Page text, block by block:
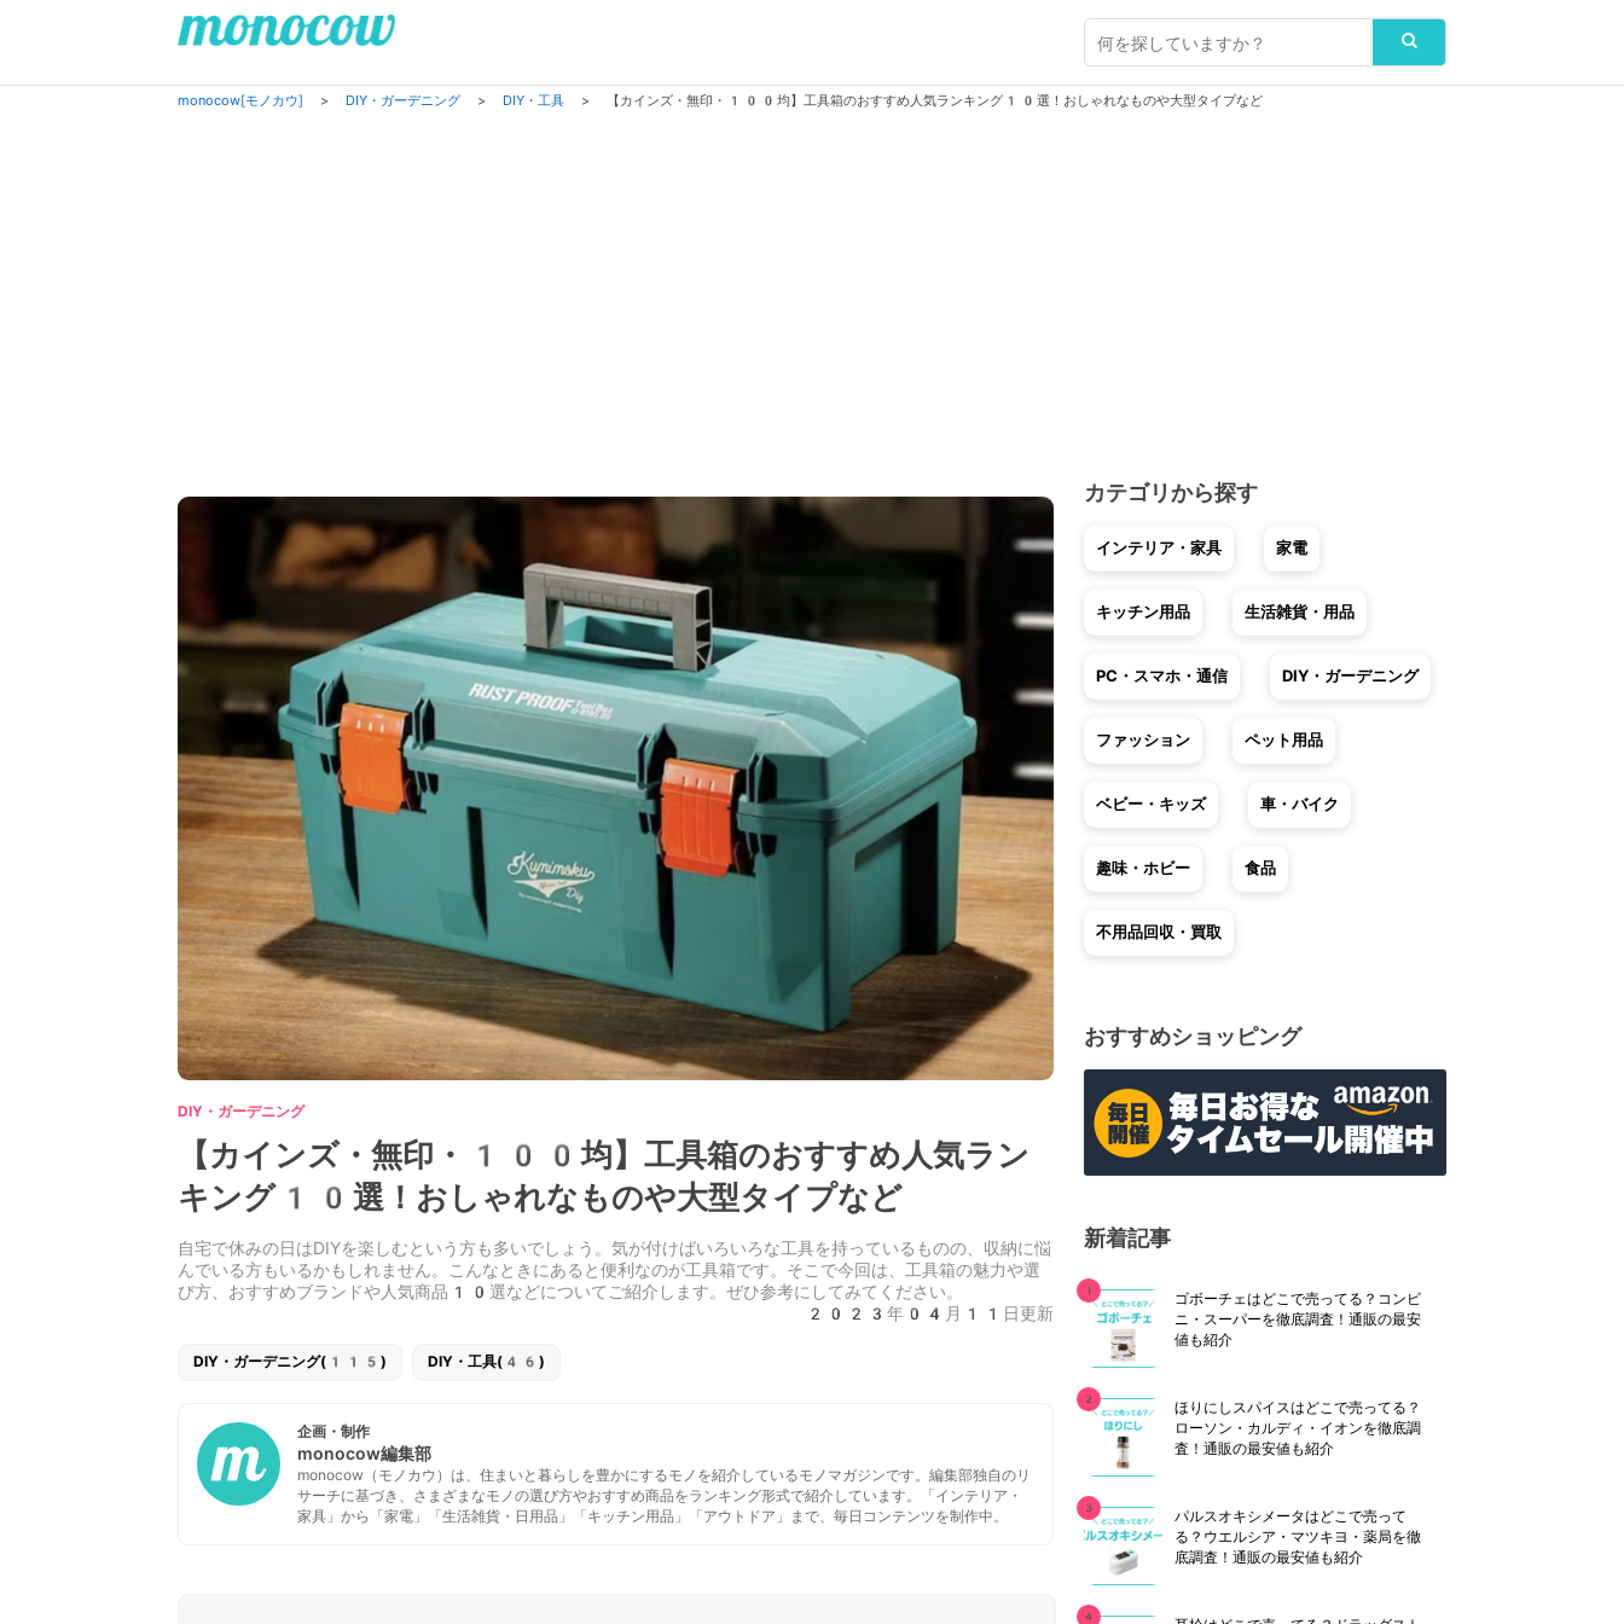
monocow[モノカウ] > DIY・ガーデニング > DIY・工具 > 【カインズ・無印・100均】工具箱のおすすめ人気ランキング10選！おしゃれなものや大型タイプなど
DIY・ガーデニング
【カインズ・無印・100均】工具箱のおすすめ人気ラン
キング10選！おしゃれなものや大型タイプなど
自宅で休みの日はDIYを楽しむという方も多いでしょう。気が付けばいろいろな工具を持っているものの、収納に悩
んでいる方もいるかもしれません。こんなときにあると便利なのが工具箱です。そこで今回は、工具箱の魅力や選
び方、おすすめブランドや人気商品10選などについてご紹介します。ぜひ参考にしてみてください。
2023年04月11日更新
DIY・ガーデニング(115) DIY・工具(46)
企画・制作
monocow編集部
monocow（モノカウ）は、住まいと暮らしを豊かにするモノを紹介しているモノマガジンです。編集部独自のリ
サーチに基づき、さまざまなモノの選び方やおすすめ商品をランキング形式で紹介しています。「インテリア・
家具」から「家電」「生活雑貨・日用品」「キッチン用品」「アウトドア」まで、毎日コンテンツを制作中。
カテゴリから探す
インテリア・家具 家電
キッチン用品 生活雑貨・用品
PC・スマホ・通信 DIY・ガーデニング
ファッション ペット用品
ベビー・キッズ 車・バイク
趣味・ホビー 食品
不用品回収・買取
おすすめショッピング
新着記事
ゴボーチェはどこで売ってる？コンビ
ニ・スーパーを徹底調査！通販の最安
値も紹介
ほりにしスパイスはどこで売ってる？
ローソン・カルディ・イオンを徹底調
査！通販の最安値も紹介
パルスオキシメータはどこで売って
る？ウエルシア・マツキヨ・薬局を徹
底調査！通販の最安値も紹介